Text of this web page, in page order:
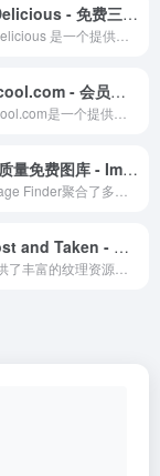
3Delicious - 免费三维模型下载与打印的天堂
mcool.com - 会员制设计素材商城
高质量免费图库 - Image Finder与FreelyPhotos
Lost and Taken - 丰富的纹理资源